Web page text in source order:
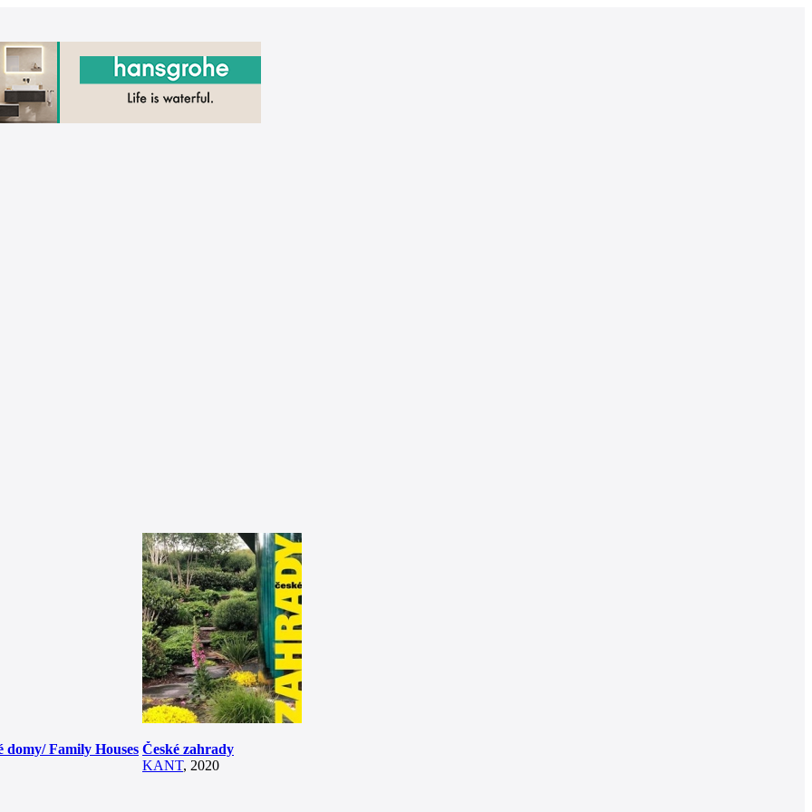
domy/ Family Houses České zahrady
KANT, 2020